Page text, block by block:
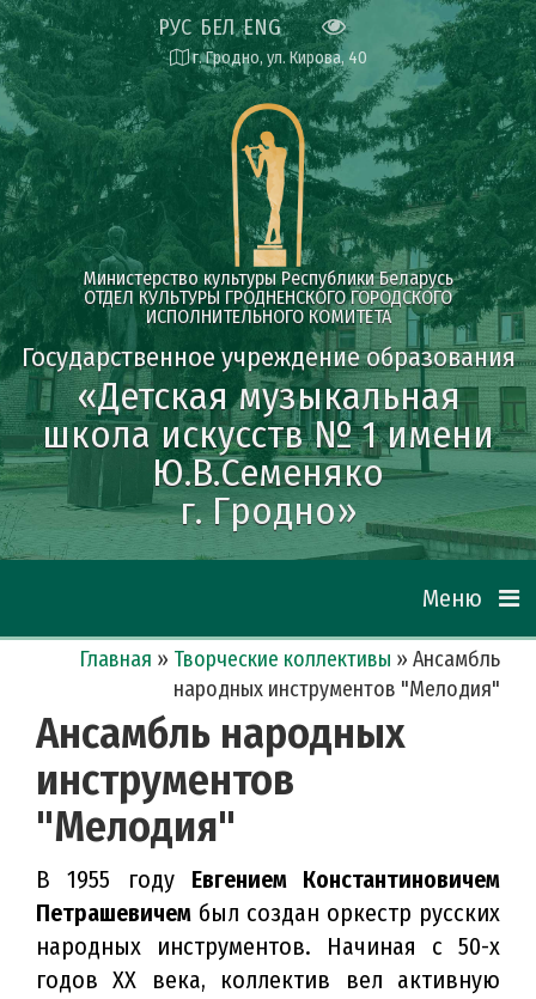
РУС БЕЛ ENG
г. Гродно, ул. Кирова, 40
Министерство культуры Республики Беларусь
ОТДЕЛ КУЛЬТУРЫ ГРОДНЕНСКОГО ГОРОДСКОГО
ИСПОЛНИТЕЛЬНОГО КОМИТЕТА
Государственное учреждение образования
«Детская музыкальная
школа искусств № 1 имени
Ю.В.Семеняко
г. Гродно»
Меню
Главная » Творческие коллективы » Ансамбль
народных инструментов "Мелодия"
Ансамбль народных
инструментов
"Мелодия"
В 1955 году Евгением Константиновичем
Петрашевичем был создан оркестр русских
народных инструментов. Начиная с 50-х
годов ХХ века, коллектив вел активную